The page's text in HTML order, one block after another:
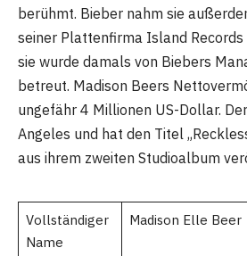
berühmt. Bieber nahm sie
seiner Plattenfirma Island
sie wurde damals von Biebers
betreut. Madison Beers
ungefähr 4 Millionen US-Dollar.
Angeles und hat den Titel
aus ihrem zweiten Studioalbum
Vollständiger
Name
Madison Elle Beer